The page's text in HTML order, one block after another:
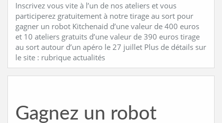
Inscrivez vous vite à l’un de nos ateliers et vous
participerez gratuitement à notre tirage au sort pour
gagner un robot Kitchenaid d’une valeur de 400 euros
et 10 ateliers gratuits d’une valeur de 390 euros tirage
au sort autour d’un apéro le 27 juillet Plus de détails sur
le site : rubrique actualités
Gagnez un robot